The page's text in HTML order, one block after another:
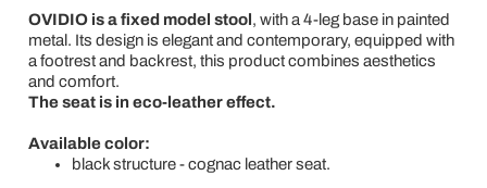
OVIDIO is a fixed model stool, with a 4-leg base in painted
metal. Its design is elegant and contemporary, equipped with
a footrest and backrest, this product combines aesthetics
and comfort.
The seat is in eco-leather effect.
Available color:
black structure - cognac leather seat.